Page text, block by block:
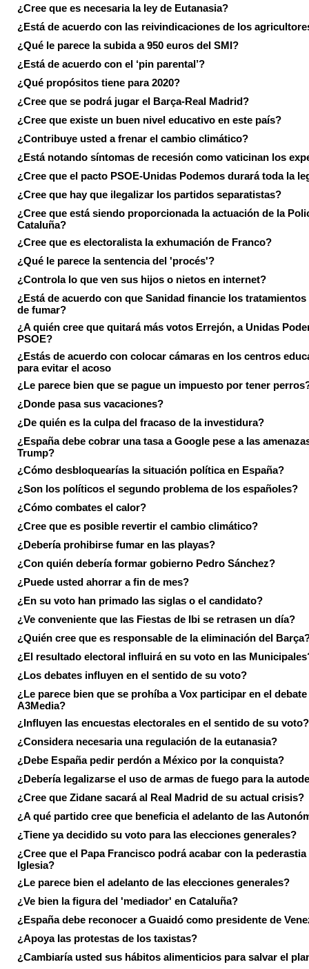
¿Cree que es necesaria la ley de Eutanasia?
¿Está de acuerdo con las reivindicaciones de los
¿Qué le parece la subida a 950 euros del SMI?
¿Está de acuerdo con el ‘pin parental’?
¿Qué propósitos tiene para 2020?
¿Cree que se podrá jugar el Barça-Real Madrid?
¿Cree que existe un buen nivel educativo en este país?
¿Contribuye usted a frenar el cambio climático?
¿Está notando síntomas de recesión como vaticinan los
¿Cree que el pacto PSOE-Unidas Podemos durará toda la
¿Cree que hay que ilegalizar los partidos separatistas?
¿Cree que está siendo proporcionada la actuación de la
Cataluña?
¿Cree que es electoralista la exhumación de Franco?
¿Qué le parece la sentencia del 'procés'?
¿Controla lo que ven sus hijos o nietos en internet?
¿Está de acuerdo con que Sanidad financie los tratamientos
de fumar?
¿A quién cree que quitará más votos Errejón, a Unidas
PSOE?
¿Estás de acuerdo con colocar cámaras en los centros
para evitar el acoso
¿Le parece bien que se pague un impuesto por tener
¿Donde pasa sus vacaciones?
¿De quién es la culpa del fracaso de la investidura?
¿España debe cobrar una tasa a Google pese a las
Trump?
¿Cómo desbloquearías la situación política en España?
¿Son los políticos el segundo problema de los españoles?
¿Cómo combates el calor?
¿Cree que es posible revertir el cambio climático?
¿Debería prohibirse fumar en las playas?
¿Con quién debería formar gobierno Pedro Sánchez?
¿Puede usted ahorrar a fin de mes?
¿En su voto han primado las siglas o el candidato?
¿Ve conveniente que las Fiestas de Ibi se retrasen un día?
¿Quién cree que es responsable de la eliminación del
¿El resultado electoral influirá en su voto en las
¿Los debates influyen en el sentido de su voto?
¿Le parece bien que se prohíba a Vox participar en el debate
A3Media?
¿Influyen las encuestas electorales en el sentido de su voto?
¿Considera necesaria una regulación de la eutanasia?
¿Debe España pedir perdón a México por la conquista?
¿Debería legalizarse el uso de armas de fuego para la
¿Cree que Zidane sacará al Real Madrid de su actual crisis?
¿A qué partido cree que beneficia el adelanto de las
¿Tiene ya decidido su voto para las elecciones generales?
¿Cree que el Papa Francisco podrá acabar con la pederastia
Iglesia?
¿Le parece bien el adelanto de las elecciones generales?
¿Ve bien la figura del 'mediador' en Cataluña?
¿España debe reconocer a Guaidó como presidente de
¿Apoya las protestas de los taxistas?
¿Cambiaría usted sus hábitos alimenticios para salvar el